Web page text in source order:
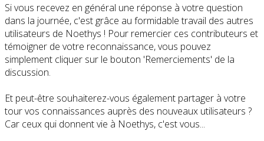
Si vous recevez en général une réponse à votre question
dans la journée, c'est grâce au formidable travail des autres
utilisateurs de Noethys ! Pour remercier ces contributeurs et
témoigner de votre reconnaissance, vous pouvez
simplement cliquer sur le bouton 'Remerciements' de la
discussion.
Et peut-être souhaiterez-vous également partager à votre
tour vos connaissances auprès des nouveaux utilisateurs ?
Car ceux qui donnent vie à Noethys, c'est vous...